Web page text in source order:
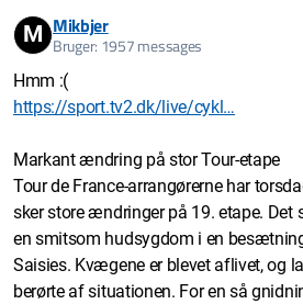
M Mikbjer
Bruger: 1957 messages
Hmm :(
https://sport.tv2.dk/live/cykl…
Markant ændring på stor Tour-etape
Tour de France-arrangørerne har
sker store ændringer på 19. etape. Det
en smitsom hudsygdom i en
Saisies. Kvægene er blevet aflivet, og
berørte af situationen. For en så